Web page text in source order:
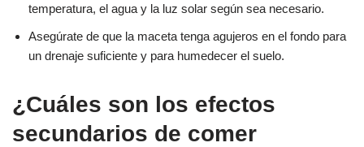
temperatura, el agua y la luz solar según sea necesario.
Asegúrate de que la maceta tenga agujeros en el fondo para
un drenaje suficiente y para humedecer el suelo.
¿Cuáles son los efectos
secundarios de comer